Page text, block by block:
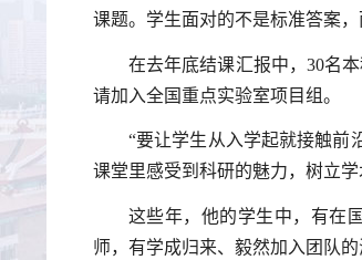
课题。学生面对的不是标准答案，
在去年底结课汇报中，30名
请加入全国重点实验室项目组。
“要让学生从入学起就接触前
课堂里感受到科研的魅力，树立
这些年，他的学生中，有在
师，有学成归来、毅然加入团队